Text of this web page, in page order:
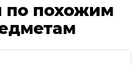
по похожим